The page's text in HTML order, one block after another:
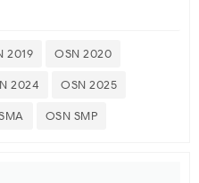
2019 OSN 2020
2024 OSN 2025
OSN SMP